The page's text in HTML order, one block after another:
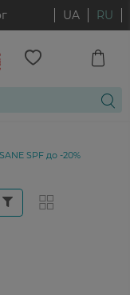
UA RU
SPF до -20%